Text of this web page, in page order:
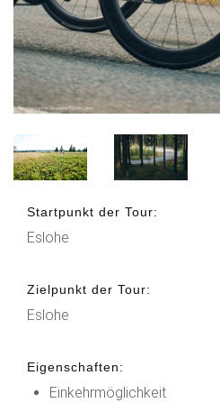
Startpunkt der Tour:
Eslohe
Zielpunkt der Tour:
Eslohe
Eigenschaften:
Einkehrmöglichkeit